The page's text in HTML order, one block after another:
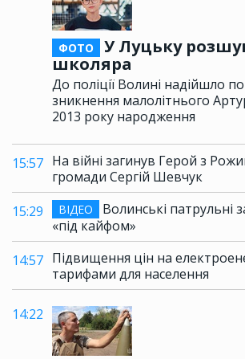
ФОТО
У Луцьку
школяра
До поліції Волині надійшло
зникнення малолітнього
2013 року народження
15:57 На війні загинув Герой з
громади Сергій Шевчук
15:29
ВІДЕО
Волинські патрульні
«під кайфом»
14:57 Підвищення цін на
тарифами для населення
14:22